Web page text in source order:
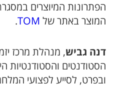
המוצר באתר של TOM
.
דנה גביש
הסטודנטים והסטודנטיות
ובפרט, לסייע לפצועי